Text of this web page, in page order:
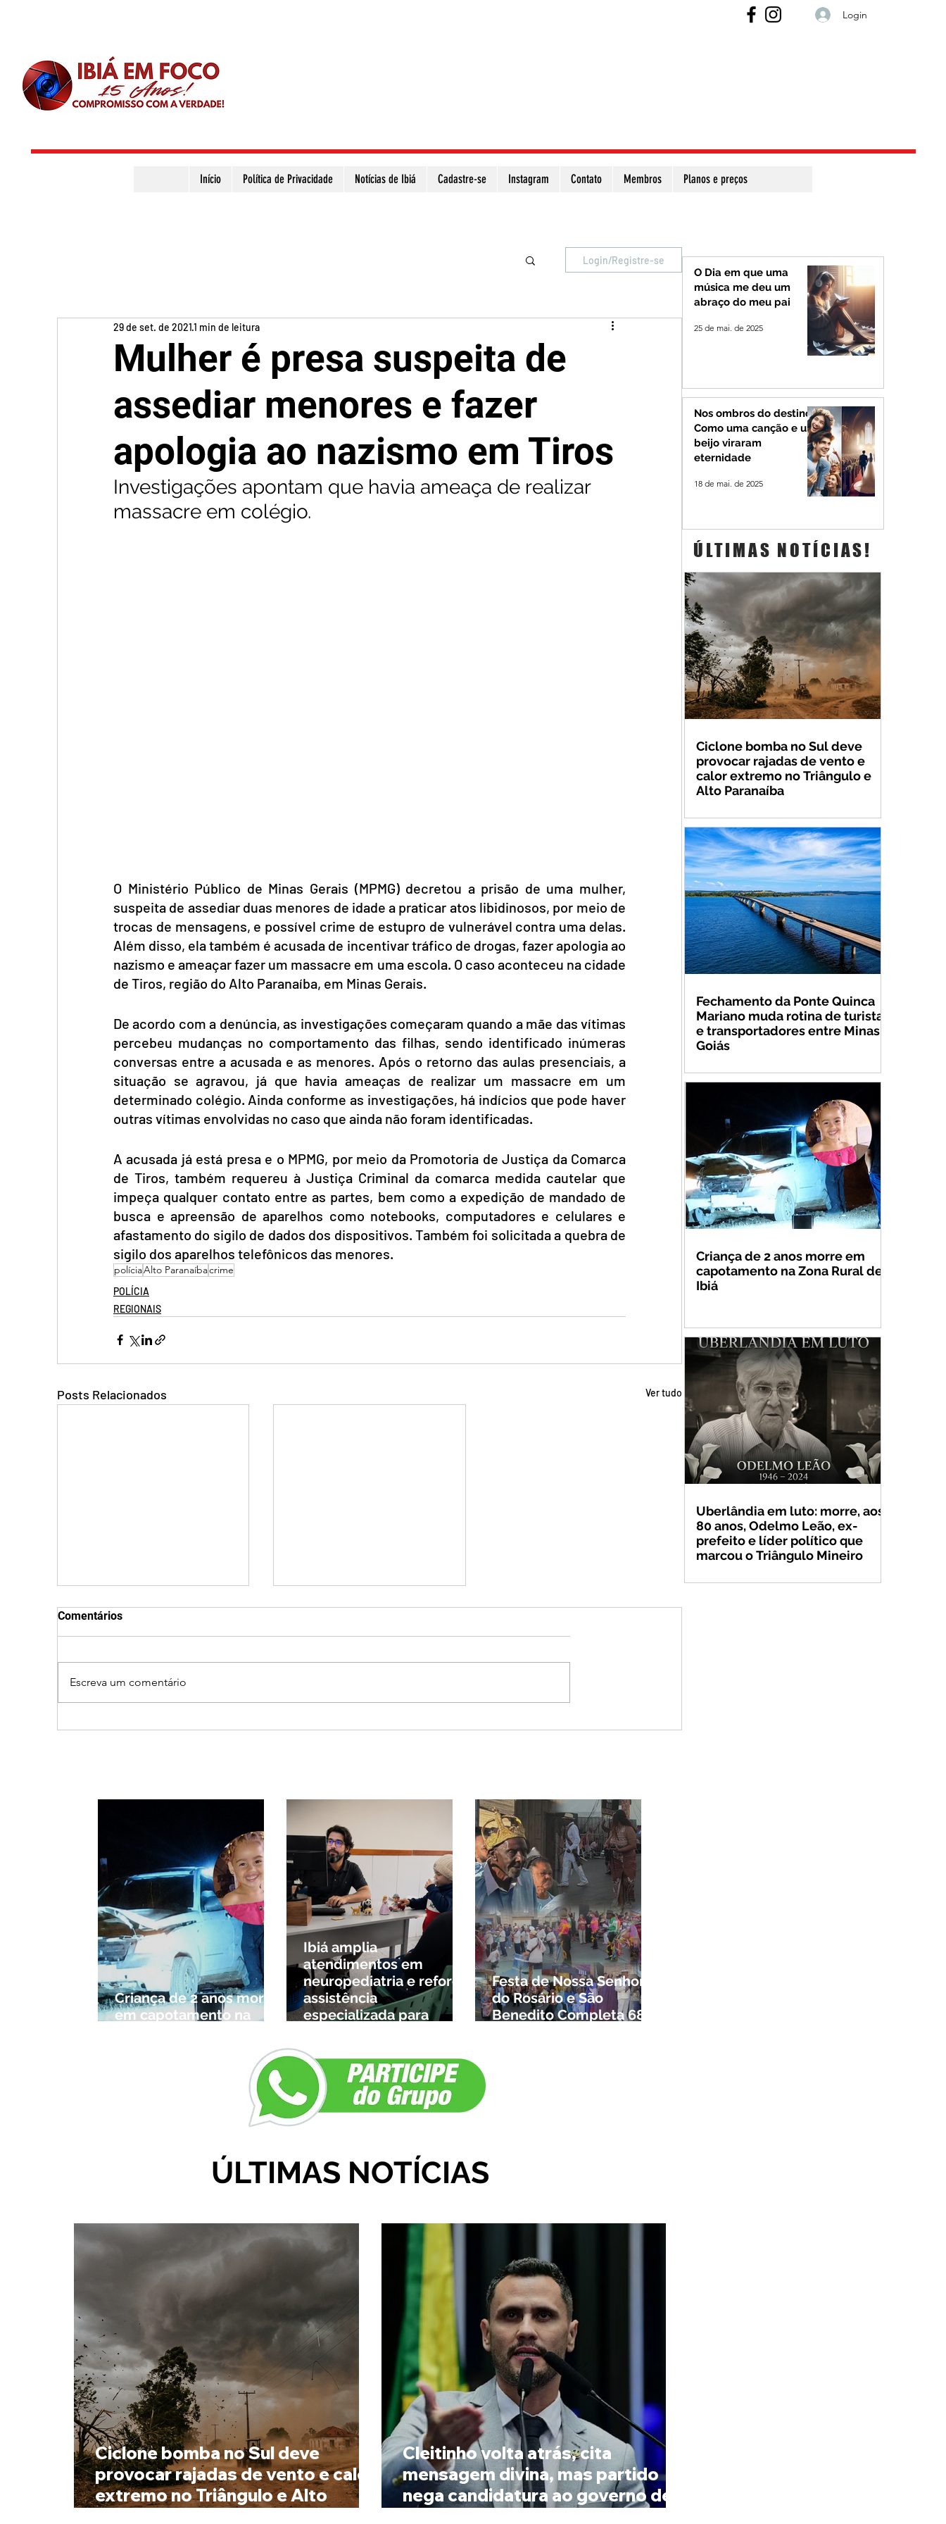
Login
Início Política de Privacidade Notícias de Ibiá Cadastre-se Instagram Contato Membros Planos e preços
Login/Registre-se
Mulher é presa suspeita de
assediar menores e fazer
apologia ao nazismo em Tiros
29 de set. de 20211 min de leitura
Investigações apontam que havia ameaça de realizar
massacre em colégio.
O Ministério Público de Minas Gerais (MPMG) decretou a prisão de uma mulher,
suspeita de assediar duas menores de idade a praticar atos libidinosos, por meio de
trocas de mensagens, e possível crime de estupro de vulnerável contra uma delas.
Além disso, ela também é acusada de incentivar tráfico de drogas, fazer apologia ao
nazismo e ameaçar fazer um massacre em uma escola. O caso aconteceu na cidade
de Tiros, região do Alto Paranaíba, em Minas Gerais.
De acordo com a denúncia, as investigações começaram quando a mãe das vítimas
percebeu mudanças no comportamento das filhas, sendo identificado inúmeras
conversas entre a acusada e as menores. Após o retorno das aulas presenciais, a
situação se agravou, já que havia ameaças de realizar um massacre em um
determinado colégio. Ainda conforme as investigações, há indícios que pode haver
outras vítimas envolvidas no caso que ainda não foram identificadas.
A acusada já está presa e o MPMG, por meio da Promotoria de Justiça da Comarca
de Tiros, também requereu à Justiça Criminal da comarca medida cautelar que
impeça qualquer contato entre as partes, bem como a expedição de mandado de
busca e apreensão de aparelhos como notebooks, computadores e celulares e
afastamento do sigilo de dados dos dispositivos. Também foi solicitada a quebra de
sigilo dos aparelhos telefônicos das menores.
políciaAlto Paranaíbacrime
POLÍCIA
REGIONAIS
Posts Relacionados Ver tudo
em capotamento na Zona
segurança na BR-365 e na
Comentários
Escreva um comentário
O Dia em que uma
música me deu um
abraço do meu pai
25 de mai. de 2025
Nos ombros do destino:
Como uma canção e um
beijo viraram
eternidade
18 de mai. de 2025
ÚLTIMAS NOTÍCIAS!
Ciclone bomba no Sul deve
provocar rajadas de vento e
calor extremo no Triângulo e
Alto Paranaíba
Fechamento da Ponte Quinca
Mariano muda rotina de turistas
e transportadores entre Minas e
Goiás
Criança de 2 anos morre em
capotamento na Zona Rural de
Ibiá
Uberlândia em luto: morre, aos
80 anos, Odelmo Leão, ex-
prefeito e líder político que
marcou o Triângulo Mineiro
Criança de 2 anos morre
em capotamento na
Ibiá amplia
atendimentos em
neuropediatria e reforça
assistência
especializada para
região
Festa de Nossa Senhora
do Rosário e São
Benedito Completa 68
ÚLTIMAS NOTÍCIAS
Ciclone bomba no Sul deve
provocar rajadas de vento e calor
extremo no Triângulo e Alto
Cleitinho volta atrás, cita
mensagem divina, mas partido
nega candidatura ao governo de